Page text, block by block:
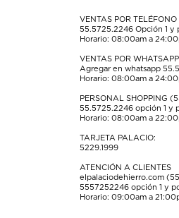
formularioformulario
de
formulario
de
de
de
envío.
VENTAS POR
55.5725.2246 Opción 1 y
Horario: 08:00am a
VENTAS POR
Agregar en whatsapp
Horario: 08:00am a
PERSONAL SHOPPING
55.5725.2246 opción 1 y
Horario: 08:00am a
TARJETA PALACIO:
5229.1999
ATENCIÓN A CLIENTES
elpalaciodehierro.com
5557252246 opción 1 y
Horario: 09:00am a